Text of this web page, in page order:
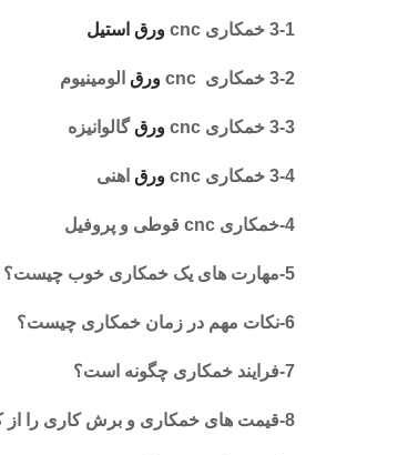
3-1 خمکاری cnc ورق استيل
3-2 خمکاری cnc ورق الومینیوم
3-3 خمکاری cnc ورق گالوانیزه
3-4 خمکاری cnc ورق اهنی
4-خمکاری cnc قوطی و پروفیل
5-مهارت های یک خمکاری خوب چیست؟
6-نکات مهم در زمان خمکاری چیست؟
7-فرایند خمکاری چگونه است؟
8-قیمت های خمکاری و برش کاری را از کجا بدست بیاوریم؟